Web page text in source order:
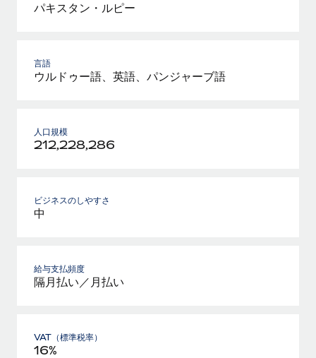
パキスタン・ルピー
言語
ウルドゥー語、英語、パンジャーブ語
人口規模
212,228,286
ビジネスのしやすさ
中
給与支払頻度
隔月払い／月払い
VAT（標準税率）
16%